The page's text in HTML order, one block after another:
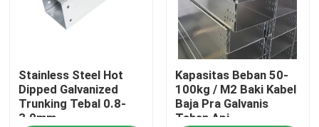
Klem Pemasangan Panel Surya
Rel Pemasangan Panel Surya
Penjepit Tengah Panel Surya
Stainless Steel Hot
Dipped Galvanized
Trunking Tebal 0.8-
3.0mm
Kapasitas Beban 50-
100kg / M2 Baki Kabel
Baja Pra Galvanis
Tahan Api